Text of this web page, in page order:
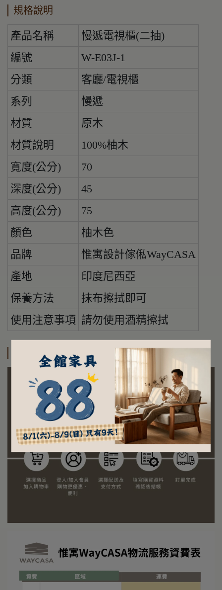
規格說明
產品名稱
慢遞電視櫃(二抽)
編號
W-E03J-1
分類
客廳/電視櫃
系列
慢遞
材質
原木
材質說明
100%柚木
寬度(公分)
70
深度(公分)
45
高度(公分)
75
顏色
柚木色
品牌
惟寓設計傢俬WayCASA
產地
印度尼西亞
保養方法
抹布擦拭即可
使用注意事項 請勿使用酒精擦拭
訂購及運送方式